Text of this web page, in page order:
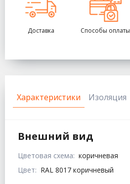
Доставка Способы оплаты
Характеристики Изоляция
Внешний вид
Цветовая схема: коричневая
Цвет: RAL 8017 коричневый